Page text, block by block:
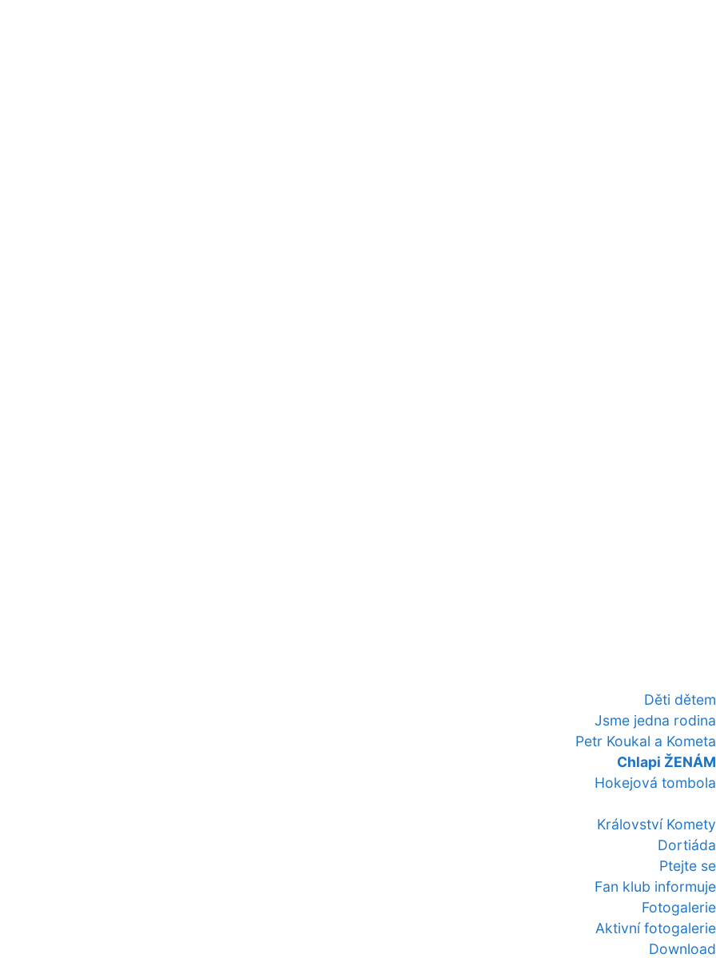
Děti dětem
Jsme jedna rodina
Petr Koukal a Kometa
Chlapi ŽENÁM
Hokejová tombola
Království Komety
Dortiáda
Ptejte se
Fan klub informuje
Fotogalerie
Aktivní fotogalerie
Download